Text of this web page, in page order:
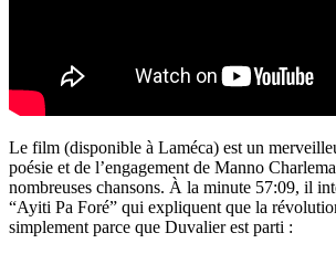
Le film (disponible à Laméca) est un
poésie et de l’engagement de Manno
nombreuses chansons. À la minute 57:09, il
“Ayiti Pa Foré” qui expliquent que la
simplement parce que Duvalier est parti :